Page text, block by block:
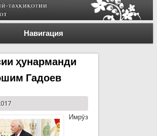
Навигация
ҳунарманди
Гадоев
Имрӯз